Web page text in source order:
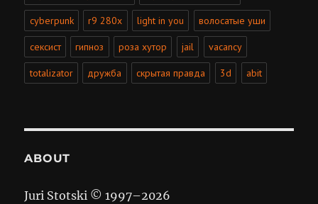
cyberpunk r9 280x light in you волосатые уши
сексист гипноз роза хутор jail vacancy
totalizator дружба скрытая правда 3d abit
ABOUT
Juri Stotski © 1997–2026